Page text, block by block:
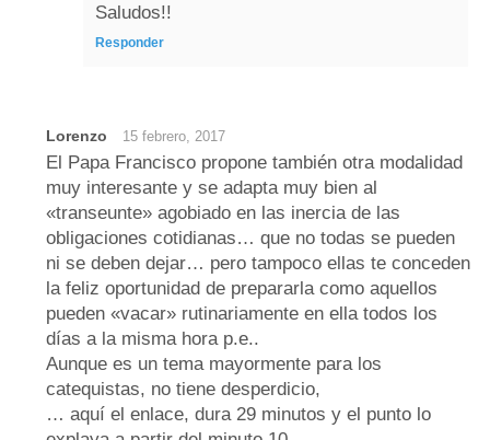
Saludos!!
Responder
Lorenzo 15 febrero, 2017
El Papa Francisco propone también otra modalidad
muy interesante y se adapta muy bien al
«transeunte» agobiado en las inercia de las
obligaciones cotidianas… que no todas se pueden
ni se deben dejar… pero tampoco ellas te conceden
la feliz oportunidad de prepararla como aquellos
pueden «vacar» rutinariamente en ella todos los
días a la misma hora p.e..
Aunque es un tema mayormente para los
catequistas, no tiene desperdicio,
… aquí el enlace, dura 29 minutos y el punto lo